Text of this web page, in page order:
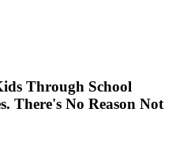
Through School
There's No Reason Not